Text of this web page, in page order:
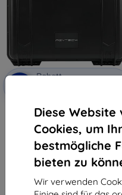
Diese
Cookies, um
bestmögliche
bieten zu
Wir verwenden
Rabatt
PGYTECH Schutzhülle DJI
€ 117,90
€ 58,40
Letztes Stück auf Lager